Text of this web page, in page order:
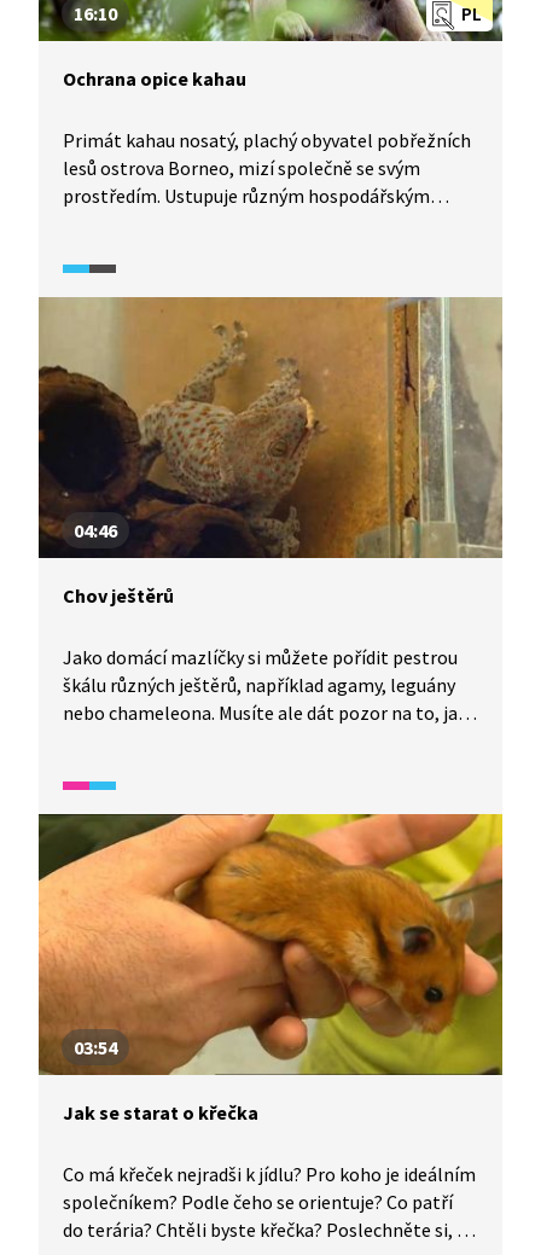
PL
16:10
Ochrana opice kahau
Primát kahau nosatý, plachý obyvatel pobřežních
lesů ostrova Borneo, mizí společně se svým
prostředím. Ustupuje různým hospodářským
totiž přežít nedokáže. Přírodovědec Stanislav
Lhota tyto ohrožené opice studuje a usiluje
o jejich ochranu v oblasti balikpapanského zálivu.
Usiluje o ochranu celého prostředí, ve kterém žijí.
Prostředí, kde zatím ještě existuje nepřerušené
propojení pobřežních mělkých vod, mangrovů
a nížinného deštného lesa.
04:46
Chov ještěrů
Jako domácí mazlíčky si můžete pořídit pestrou
škálu různých ještěrů, například agamy, leguány
nebo chameleona. Musíte ale dát pozor na to, jaké
chovatel může dokonce odchovat malé ještěrky.
03:54
Jak se starat o křečka
Co má křeček nejradši k jídlu? Pro koho je ideálním
společníkem? Podle čeho se orientuje? Co patří
do terária? Chtěli byste křečka? Poslechněte si, co